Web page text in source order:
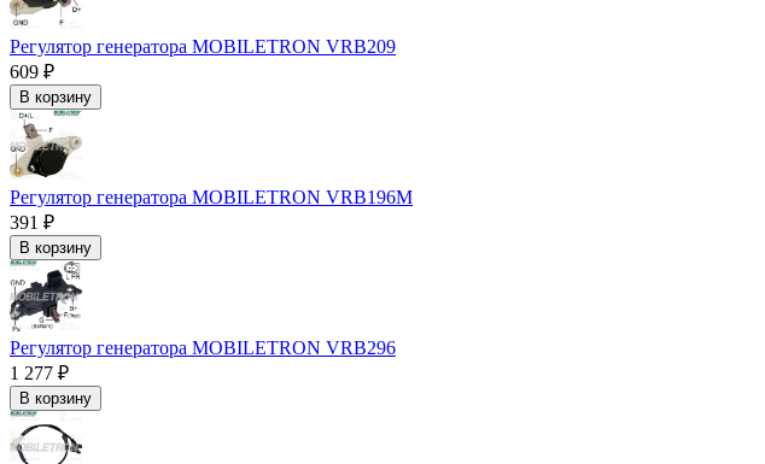
Регулятор генератора MOBILETRON VRB209
609 ₽
В корзину
Регулятор генератора MOBILETRON VRB196M
391 ₽
В корзину
Регулятор генератора MOBILETRON VRB296
1 277 ₽
В корзину